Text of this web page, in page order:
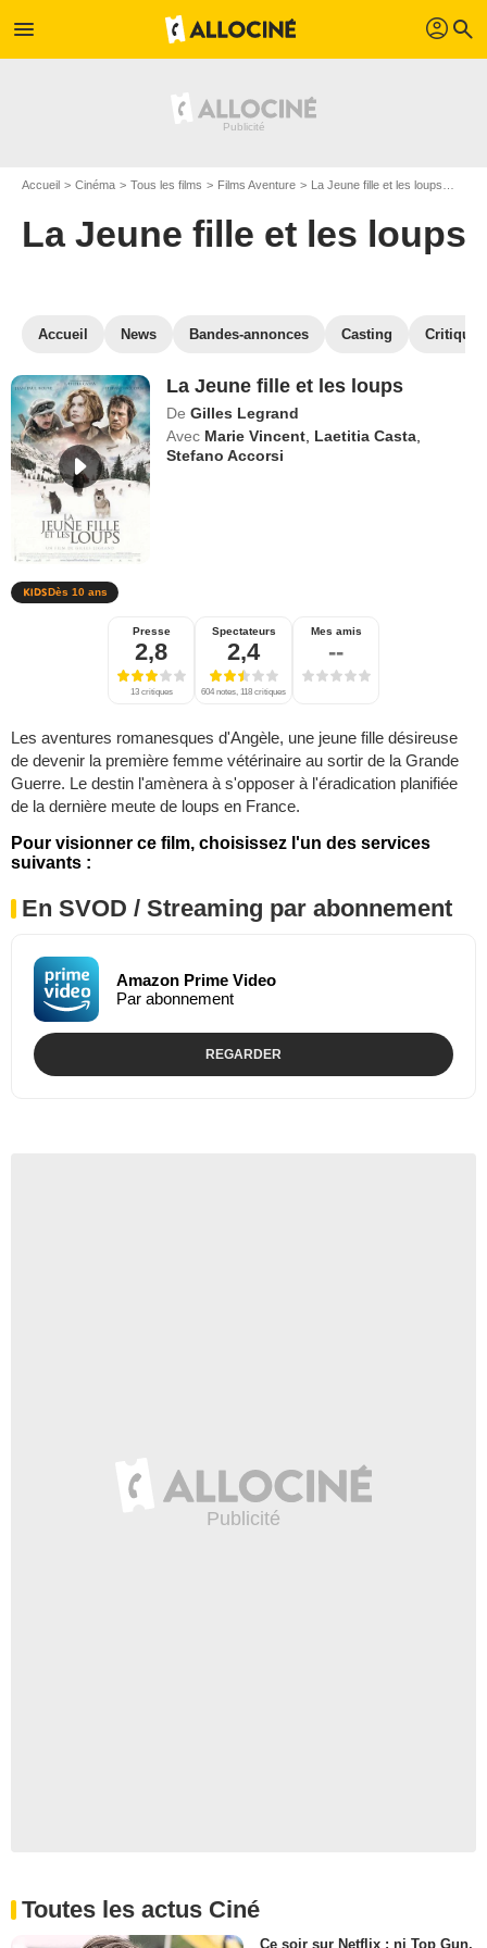
menu profil search
Accueil Cinéma Tous les films Films Aventure La Jeune fille et les loups
La Jeune fille et les loups
Accueil News Bandes-annonces Casting
La Jeune fille et les loups
De Gilles Legrand
Avec Marie Vincent Laetitia Casta
Stefano Accorsi
Dès 10 ans
Presse
2,8
13 critiques
Spectateurs
2,4
604 notes, 118 critiques
Mes amis
--
Les aventures romanesques d'Angèle, une jeune fille désireuse
de devenir la première femme vétérinaire au sortir de la Grande
Guerre. Le destin l'amènera à s'opposer à l'éradication planifiée
de la dernière meute de loups en France.
Pour visionner ce film, choisissez l'un des services
suivants :
En SVOD / Streaming par abonnement
Amazon Prime Video
Par abonnement
REGARDER
Toutes les actus Ciné
Ce soir sur Netflix : ni Top Gun,